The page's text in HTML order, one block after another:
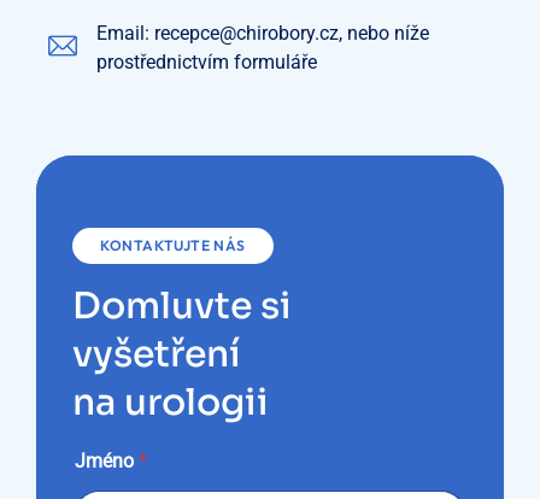
Email: recepce@chirobory.cz, nebo níže
prostřednictvím formuláře
KONTAKTUJTE NÁS
Domluvte si
vyšetření
na urologii
T
Jméno *